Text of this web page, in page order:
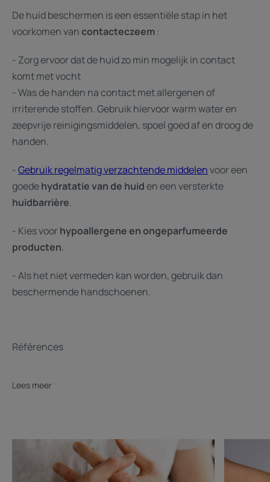
De huid beschermen is een essentiële stap in het
voorkomen vancontacteczeem :
- Zorg ervoor dat de huid zo min mogelijk in contact
komt met vocht
- Was de handen na contact met allergenen of
irriterende stoffen. Gebruik hiervoor warm water en
zeepvrije reinigingsmiddelen, spoel goed af en droog de
handen.
-Gebruik regelmatig verzachtende middelenvoor een
goedehydratatie van de huiden een versterkte
huidbarrière.
- Kies voor hypoallergene en ongeparfumeerde
producten.
- Als het niet vermeden kan worden, gebruik dan
beschermende handschoenen.
Références
Lees meer
Eczeem